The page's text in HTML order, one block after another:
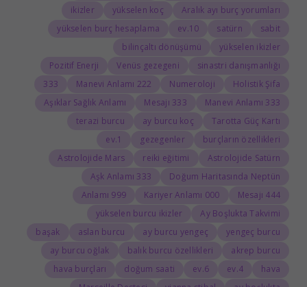
Aralık ayı burç yorumları
yükselen koç
ikizler
sabit
satürn
10.ev
yükselen burç hesaplama
yükselen ikizler
bilinçaltı dönüşümü
sinastri danışmanlığı
Venüs gezegeni
Pozitif Enerji
Holistik Şifa
Numeroloji
222 Manevi Anlamı
333
333 Manevi Anlamı
333 Mesajı
Aşıklar Sağlık Anlamı
Tarotta Güç Kartı
ay burcu koç
terazi burcu
burçların özellikleri
gezegenler
1.ev
Astrolojide Satürn
reiki eğitimi
Astrolojide Mars
Doğum Haritasında Neptün
333 Aşk Anlamı
444 Mesajı
000 Kariyer Anlamı
999 Anlamı
Ay Boşlukta Takvimi
yükselen burcu ikizler
yengeç burcu
ay burcu yengeç
aslan burcu
başak
akrep burcu
balık burcu özellikleri
ay burcu oğlak
hava
4.ev
6.ev
doğum saati
hava burçları